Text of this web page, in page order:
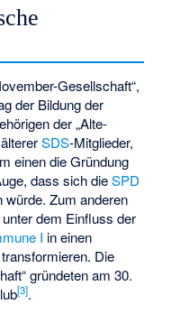
Gesellschaft“,
der Bildung der
der „Alte-
ältererSDS-Mitglieder,
einen die Gründung
dass sich dieSPD
würde. Zum anderen
dem Einfluss der
I in einen
Die
gründeten am 30.
[3].